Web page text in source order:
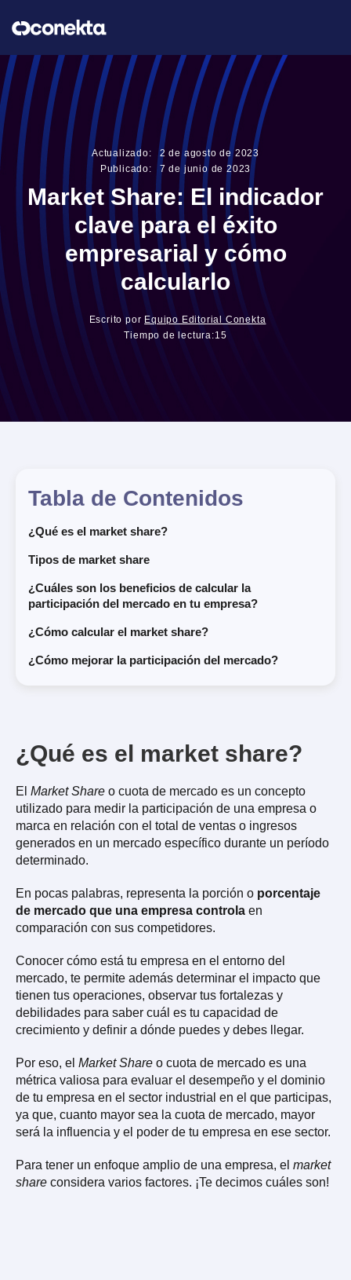
Actualizado: 2 deagosto de2023
Publicado:
7 de juniode 2023
Market Share: El indicador
clave para el éxito
empresarial y cómo
calcularlo
Escrito por Equipo Editorial Conekta
Tiempo de lectura:15
Tabla de Contenidos
¿Qué es el market share?
Tipos de market share
¿Cuáles son los beneficios de calcular la
participación del mercado en tu empresa?
¿Cómo calcular el market share?
¿Cómo mejorar la participación del mercado?
¿Qué es el market share?
El Market Share o cuota de mercado es un concepto
utilizado para medir la participación de una empresa o
marca en relación con el total de ventas o ingresos
generados en un mercado específico durante un período
determinado.
En pocas palabras, representa la porción o porcentaje
de mercado que una empresa controla en
comparación con sus competidores.
Conocer cómo está tu empresa en el entorno del
mercado, te permite además determinar el impacto que
tienen tus operaciones, observar tus fortalezas y
debilidades para saber cuál es tu capacidad de
crecimiento y definir a dónde puedes y debes llegar.
Por eso, el Market Share o cuota de mercado es una
métrica valiosa para evaluar el desempeño y el dominio
de tu empresa en el sector industrial en el que participas,
ya que, cuanto mayor sea la cuota de mercado, mayor
será la influencia y el poder de tu empresa en ese sector.
Para tener un enfoque amplio de una empresa, el market
share considera varios factores. ¡Te decimos cuáles son!